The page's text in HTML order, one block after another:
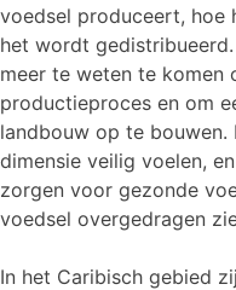
voedsel produceert, hoe
het wordt
meer te weten te komen
productieproces en om
landbouw op te bouwen.
dimensie veilig voelen,
zorgen voor gezonde
voedsel overgedragen
In het Caribisch gebied